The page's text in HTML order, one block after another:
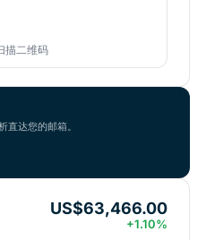
描二维码
直达您的邮箱。
US$63,466.00
+1.10%